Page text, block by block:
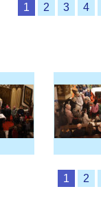
1 2 3 4
1 2